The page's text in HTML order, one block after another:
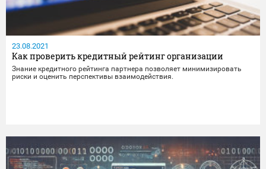
23.08.2021
Как проверить кредитный рейтинг организации
Знание кредитного рейтинга партнера позволяет минимизировать
риски и оценить перспективы взаимодействия.